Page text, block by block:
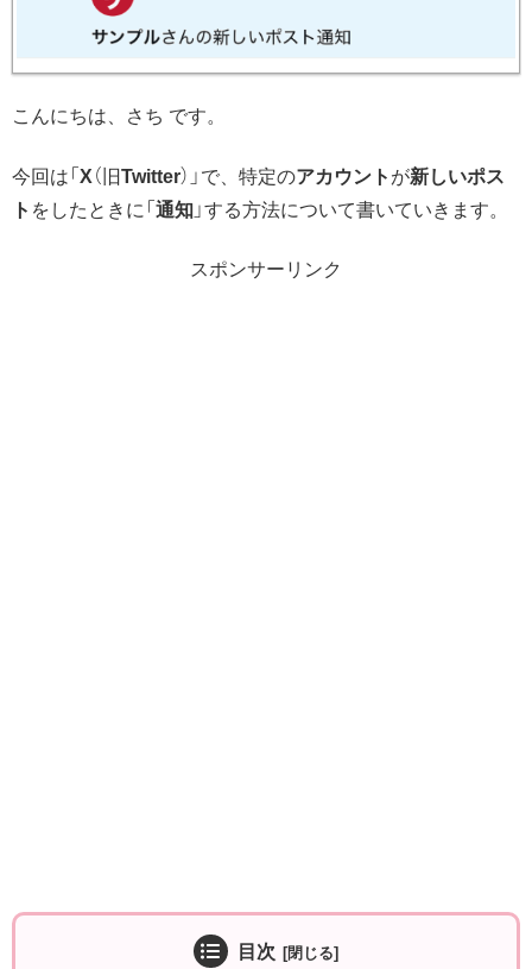
こんにちは、さち です。
今回は「 X （旧Twitter）」で、特定のアカウント が新しいポス
ト をしたときに「 通知 」する方法について書いていきます。
スポンサーリンク
目次